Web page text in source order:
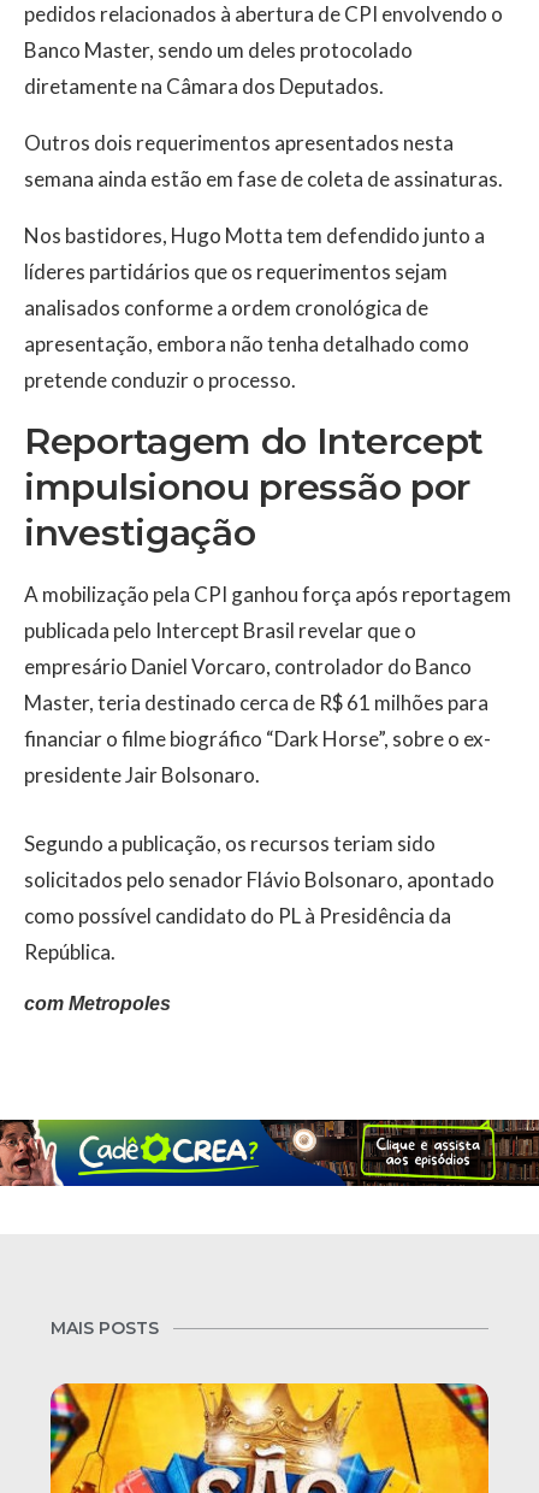
pedidos relacionados à abertura de CPI envolvendo o
Banco Master, sendo um deles protocolado
diretamente na Câmara dos Deputados.
Outros dois requerimentos apresentados nesta
semana ainda estão em fase de coleta de assinaturas.
Nos bastidores, Hugo Motta tem defendido junto a
líderes partidários que os requerimentos sejam
analisados conforme a ordem cronológica de
apresentação, embora não tenha detalhado como
pretende conduzir o processo.
Reportagem do Intercept
impulsionou pressão por
investigação
A mobilização pela CPI ganhou força após reportagem
publicada pelo Intercept Brasil revelar que o
empresário Daniel Vorcaro, controlador do Banco
Master, teria destinado cerca de R$ 61 milhões para
financiar o filme biográfico “Dark Horse”, sobre o ex-
presidente Jair Bolsonaro.
Segundo a publicação, os recursos teriam sido
solicitados pelo senador Flávio Bolsonaro, apontado
como possível candidato do PL à Presidência da
República.
com Metropoles
MAIS POSTS